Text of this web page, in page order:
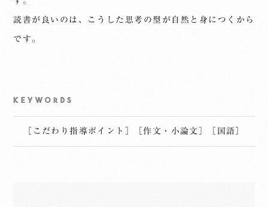
読書が良いのは、こうした思考の型が自然と身につくから
です。
KEYWORDS
こだわり指導ポイント ［作文・小論文 国語